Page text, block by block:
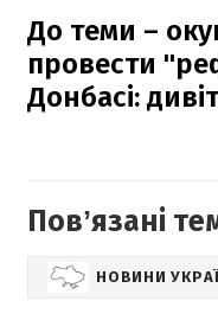
До теми –
провести
Донбасі:
Повʼязані
НОВИНИ